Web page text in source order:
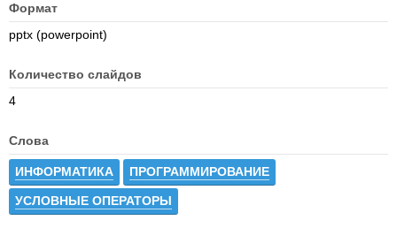
Формат
pptx (powerpoint)
Количество слайдов
4
Слова
ИНФОРМАТИКА ПРОГРАММИРОВАНИЕ
УСЛОВНЫЕ ОПЕРАТОРЫ